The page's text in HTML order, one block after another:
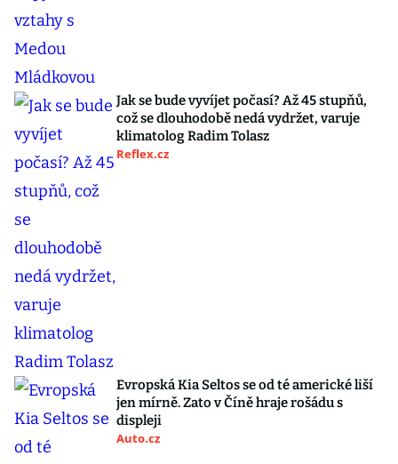
Jak se bude vyvíjet počasí? Až 45 stupňů,
což se dlouhodobě nedá vydržet, varuje
klimatolog Radim Tolasz
Reflex.cz
Evropská Kia Seltos se od té americké liší
jen mírně. Zato v Číně hraje rošádu s
displeji
Auto.cz